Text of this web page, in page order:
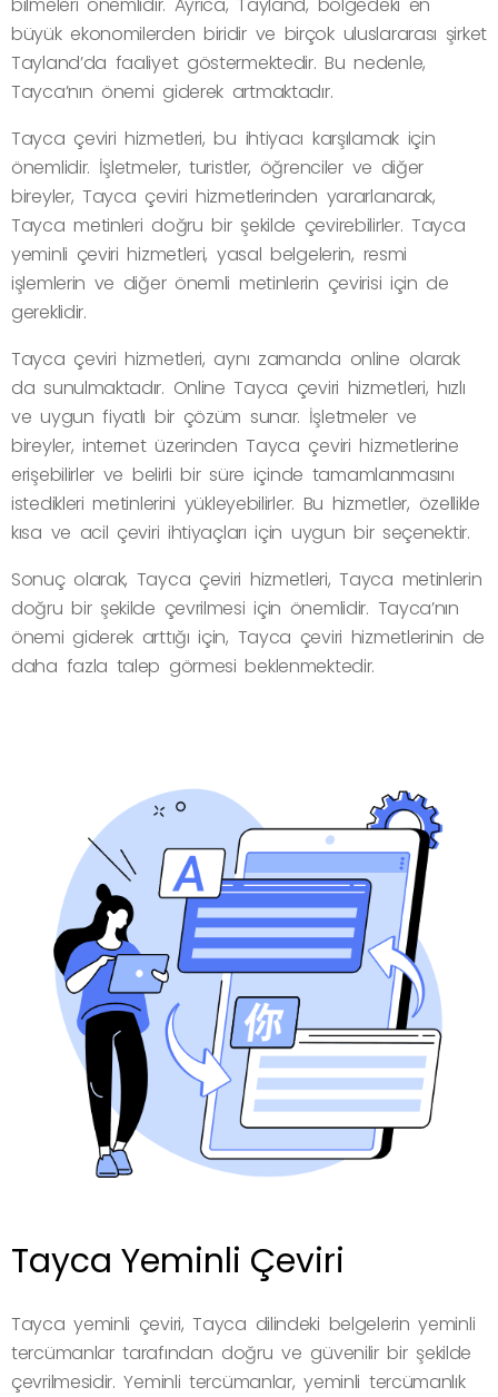
bilmeleri önemlidir. Ayrıca, Tayland, bölgedeki en
büyük ekonomilerden biridir ve birçok uluslararası şirket
Tayland’da faaliyet göstermektedir. Bu nedenle,
Tayca’nın önemi giderek artmaktadır.
Tayca çeviri hizmetleri, bu ihtiyacı karşılamak için
önemlidir. İşletmeler, turistler, öğrenciler ve diğer
bireyler, Tayca çeviri hizmetlerinden yararlanarak,
Tayca metinleri doğru bir şekilde çevirebilirler. Tayca
yeminli çeviri hizmetleri, yasal belgelerin, resmi
işlemlerin ve diğer önemli metinlerin çevirisi için de
gereklidir.
Tayca çeviri hizmetleri, aynı zamanda online olarak
da sunulmaktadır. Online Tayca çeviri hizmetleri, hızlı
ve uygun fiyatlı bir çözüm sunar. İşletmeler ve
bireyler, internet üzerinden Tayca çeviri hizmetlerine
erişebilirler ve belirli bir süre içinde tamamlanmasını
istedikleri metinlerini yükleyebilirler. Bu hizmetler, özellikle
kısa ve acil çeviri ihtiyaçları için uygun bir seçenektir.
Sonuç olarak, Tayca çeviri hizmetleri, Tayca metinlerin
doğru bir şekilde çevrilmesi için önemlidir. Tayca’nın
önemi giderek arttığı için, Tayca çeviri hizmetlerinin de
daha fazla talep görmesi beklenmektedir.
Tayca Yeminli Çeviri
Tayca yeminli çeviri, Tayca dilindeki belgelerin yeminli
tercümanlar tarafından doğru ve güvenilir bir şekilde
çevrilmesidir. Yeminli tercümanlar, yeminli tercümanlık